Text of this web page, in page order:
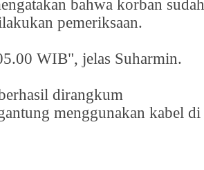
bahwa korban sudah
pemeriksaan.
WIB", jelas Suharmin.
dirangkum
menggunakan kabel di